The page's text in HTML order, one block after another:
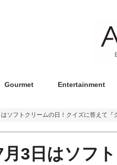
Gourmet Entertainment
ソフトクリームの日！クイズに答えて
月3日はソフ